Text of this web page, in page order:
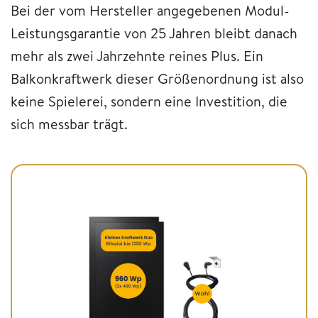
Bei der vom Hersteller angegebenen Modul-
Leistungsgarantie von 25 Jahren bleibt danach
mehr als zwei Jahrzehnte reines Plus. Ein
Balkonkraftwerk dieser Größenordnung ist also
keine Spielerei, sondern eine Investition, die
sich messbar trägt.